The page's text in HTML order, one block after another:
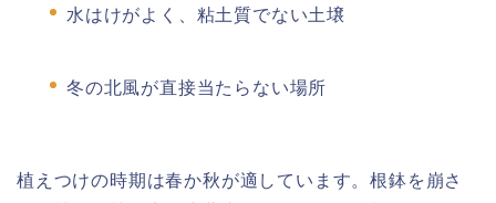
水はけがよく、粘土質でない土壌
冬の北風が直接当たらない場所
植えつけの時期は春か秋が適しています。根鉢を崩さ